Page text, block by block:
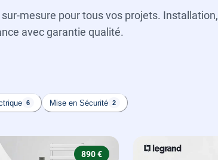
mesure pour tous vos projets. Installation,
avec garantie qualité.
6 Mise en Sécurité 2
890 €